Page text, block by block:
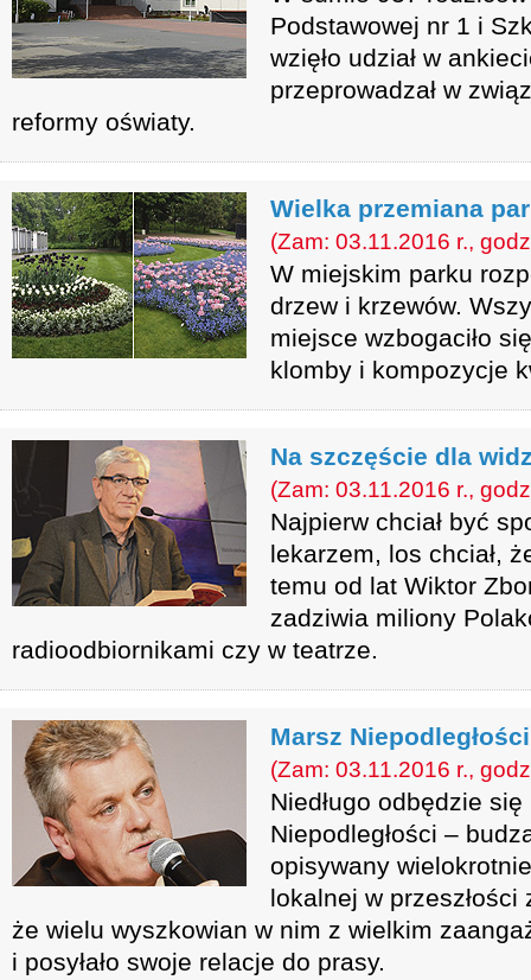
Podstawowej nr 1 i
wzięło udział w
przeprowadzał w
reformy oświaty.
Wielka przemiana
(Zam: 03.11.2016 r.,
W miejskim parku
drzew i krzewów.
miejsce wzbogaciło
klomby i kompozycje
Na szczęście dla
(Zam: 03.11.2016 r.,
Najpierw chciał być
lekarzem, los chciał,
temu od lat Wiktor
zadziwia miliony
radioodbiornikami czy w teatrze.
Marsz
(Zam: 03.11.2016 r.,
Niedługo odbędzie
Niepodległości –
opisywany
lokalnej w
że wielu wyszkowian w nim z wielkim
i posyłało swoje relacje do prasy.